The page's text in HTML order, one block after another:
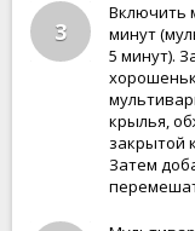
3
Включить
минут
5 минут).
крылья,
закрытой
Затем